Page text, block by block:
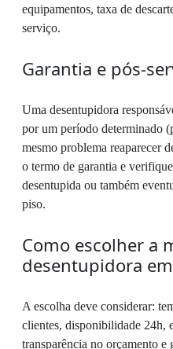
equipamentos, taxa de
serviço.
Garantia e pós-
Uma desentupidora
por um período determinado
mesmo problema reaparecer
o termo de garantia e
desentupida ou também
piso.
Como escolher a
desentupidora
A escolha deve considerar:
clientes, disponibilidade 24h,
transparência no orçamento e